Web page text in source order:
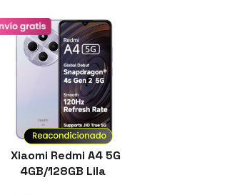
Xiaomi Redmi A4 5G
4GB/128GB Lila